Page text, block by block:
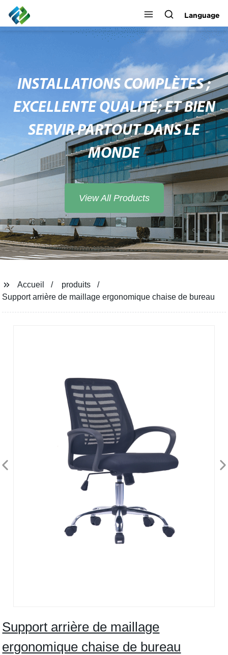
Language
INSTALLATIONS COMPLÈTES ;
EXCELLENTE QUALITÉ; ET BIEN
SERVIR PARTOUT DANS LE
MONDE
View All Products
Accueil
produits
Support arrière de maillage ergonomique chaise de bureau
Support arrière de maillage
ergonomique chaise de bureau